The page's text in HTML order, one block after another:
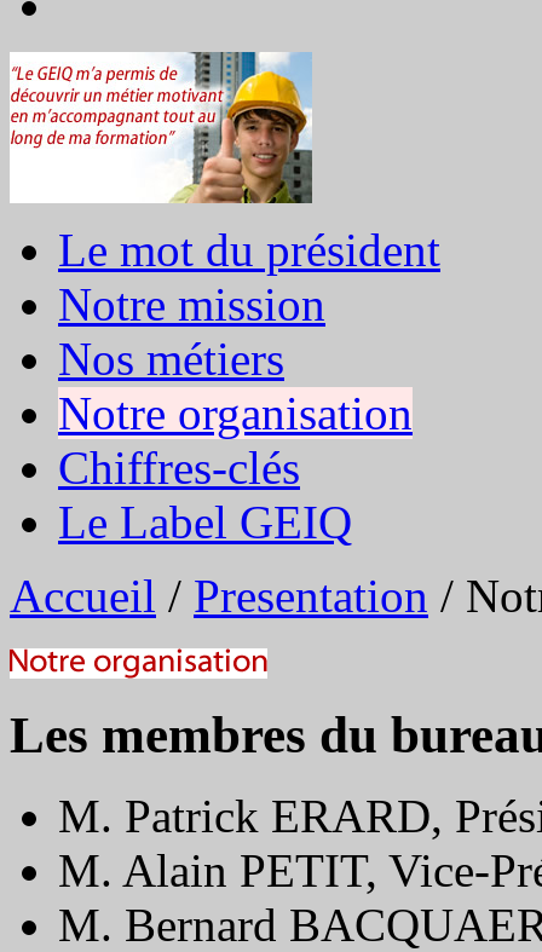
Le mot du président
Notre mission
Nos métiers
Notre organisation
Chiffres-clés
Le Label GEIQ
Accueil / Presentation /
Les membres du
M. Patrick ERARD,
M. Alain PETIT, Vice-
M. Bernard